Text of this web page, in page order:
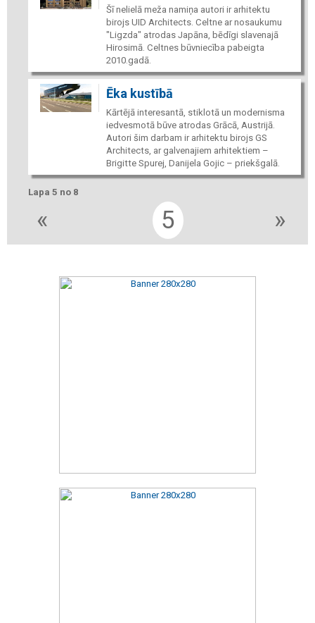
Šī nelielā meža namiņa autori ir arhitektu
birojs UID Architects. Celtne ar nosaukumu
"Ligzda" atrodas Japāna, bēdīgi slavenajā
Hirosimā. Celtnes būvniecība pabeigta
2010.gadā.
Ēka kustībā
Kārtējā interesantā, stiklotā un modernisma
iedvesmotā būve atrodas Grācā, Austrijā.
Autori šim darbam ir arhitektu birojs GS
Architects, ar galvenajiem arhitektiem –
Brigitte Spurej, Danijela Gojic – priekšgalā.
Lapa 5 no 8
« 5 »